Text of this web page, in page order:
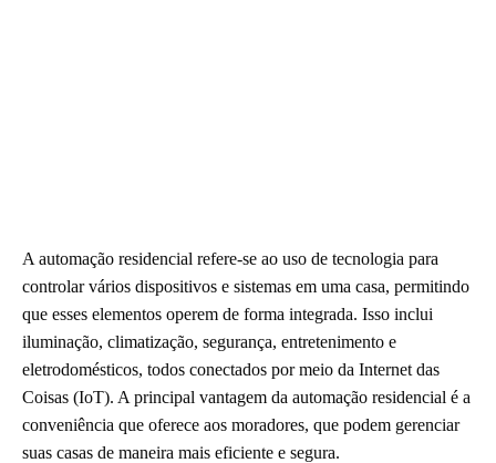
A automação residencial refere-se ao uso de tecnologia para
controlar vários dispositivos e sistemas em uma casa, permitindo
que esses elementos operem de forma integrada. Isso inclui
iluminação, climatização, segurança, entretenimento e
eletrodomésticos, todos conectados por meio da Internet das
Coisas (IoT). A principal vantagem da automação residencial é a
conveniência que oferece aos moradores, que podem gerenciar
suas casas de maneira mais eficiente e segura.